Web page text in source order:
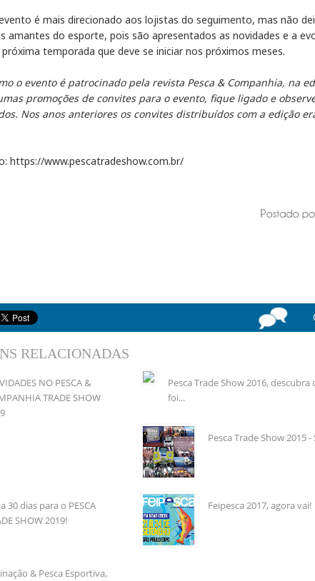
é mais direcionado aos lojistas do seguimento, mas não
amantes do esporte, pois são apresentados as novidades e a
temporada que deve se iniciar nos próximos meses.
o evento é patrocinado pela revista Pesca & Companhia, na
promoções de convites para o evento, fique ligado e
Nos anos anteriores os convites distribuídos com a edição
https://www.pescatradeshow.com.br/
RELACIONADAS
NO PESCA &
TRADE SHOW
Pesca Trade Show 2016, descubra
foi...
Pesca Trade Show 2015 -
30 dias para o PESCA
SHOW 2019!
Feipesca 2017, agora vai!
& Pesca Esportiva,